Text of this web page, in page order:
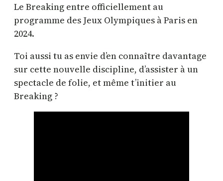
Le Breaking entre officiellement au
programme des Jeux Olympiques à Paris en
2024.
Toi aussi tu as envie d’en connaître davantage
sur cette nouvelle discipline, d’assister à un
spectacle de folie, et même t’initier au
Breaking ?